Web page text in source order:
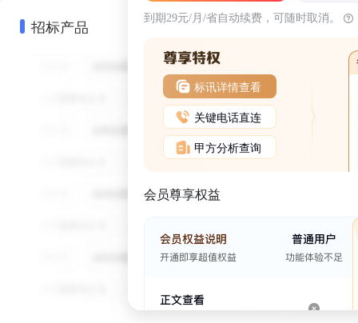
招标产品 到期29元/月/省自动续费，可随时取消。
标讯详情查看
关键电话直连
甲方分析查询
会员尊享权益